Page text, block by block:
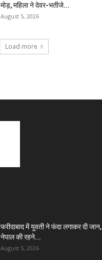
मोड़, महिला ने देवर-भतीजे...
August 5, 2026
Load more
फरीदाबाद में युवती ने फंदा लगाकर दी जान,
नेपाल की रहने...
August 5, 2026